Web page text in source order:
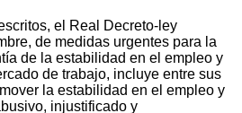
el Real Decreto-ley
de medidas urgentes para la
de la estabilidad en el empleo y
de trabajo, incluye entre sus
la estabilidad en el empleo y
injustificado y